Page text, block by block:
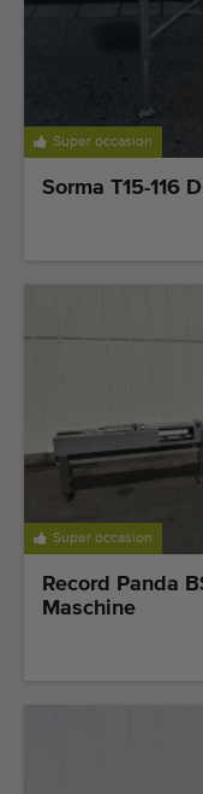
Super occasion
Sorma T15-116
Super occasion
Record Panda
Maschine